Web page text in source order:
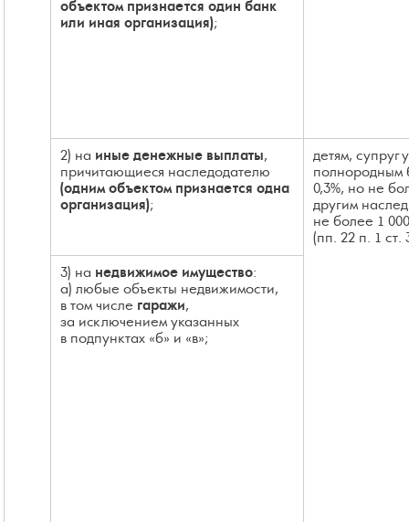
объектом признается один банк
или иная организация);
2) на иные денежные выплаты,
причитающиеся наследодателю
(одним объектом признается одна
организация);
детям,
полнородным
0,3%, но не
другим
не более 1
(пп. 22 п. 1 ст.
3) на недвижимое имущество:
а) любые объекты недвижимости,
в том числе гаражи,
за исключением указанных
в подпунктах «б» и «в»;